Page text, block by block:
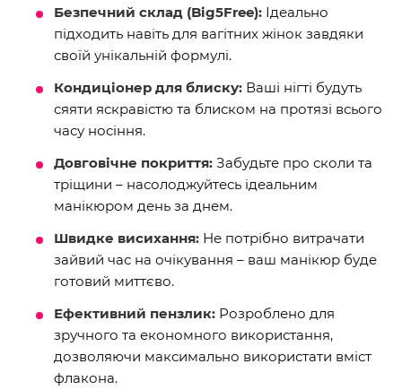
Безпечний склад (Big5Free): Ідеально
підходить навіть для вагітних жінок завдяки
своїй унікальній формулі.
Кондиціонер для блиску: Ваші нігті будуть
сяяти яскравістю та блиском на протязі всього
часу носіння.
Довговічне покриття: Забудьте про сколи та
тріщини – насолоджуйтесь ідеальним
манікюром день за днем.
Швидке висихання: Не потрібно витрачати
зайвий час на очікування – ваш манікюр буде
готовий миттєво.
Ефективний пензлик: Розроблено для
зручного та економного використання,
дозволяючи максимально використати вміст
флакона.